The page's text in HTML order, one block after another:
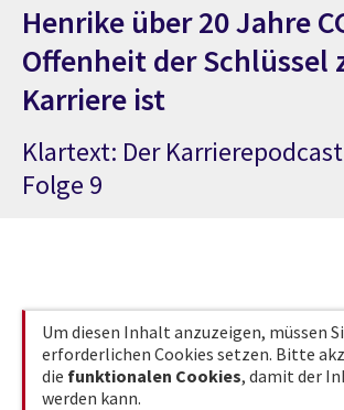
Henrike über 20 Jahre
Offenheit der Schlüssel
Karriere ist
Klartext: Der Karrierepodcast
Folge 9
Um diesen Inhalt anzuzeigen, müssen
erforderlichen Cookies setzen. Bitte
die funktionalen Cookies, damit der
werden kann.